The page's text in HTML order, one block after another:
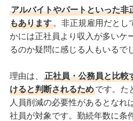
アルバイトやパートといった
もあります 。非正規雇用だとし
かには正社員より収入が多いケ
るのか疑問に感じる人もいるで
理由は、 正社員・公務員と比較
けると判断されるためです。た
人員削減の必要性があるとなれ
社員が対象です。勤続年数に条